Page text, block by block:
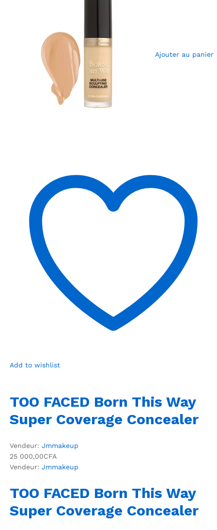
Ajouter au panier
Add to wishlist
TOO FACED Born This Way
Super Coverage Concealer
Vendeur: Jmmakeup
25 000,00CFA
Vendeur: Jmmakeup
TOO FACED Born This Way
Super Coverage Concealer